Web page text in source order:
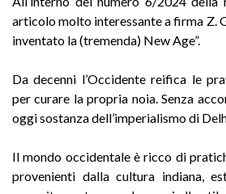
articolo molto interessante a firma Z.
inventato la (tremenda) New Age”.
Da decenni l’Occidente reifica le
per curare la propria noia. Senza
oggi sostanza dell’imperialismo di
Il mondo occidentale è ricco di
provenienti dalla cultura indiana,